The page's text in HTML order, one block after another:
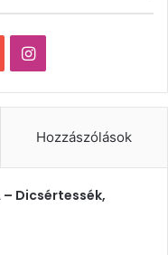
Instagram
Hozzászólások
– Dicsértessék,